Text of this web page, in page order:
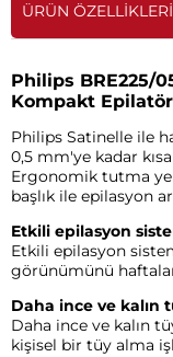
ÜRÜN ÖZELLIKLERI
Philips BRE225/
Kompakt
Philips Satinelle ile
0,5 mm'ye kadar
Ergonomik tutma
başlık ile epilasyon
Etkili epilasyon
Etkili epilasyon
görünümünü
Daha ince ve kalın
Daha ince ve kalın
kişisel bir tüy alma